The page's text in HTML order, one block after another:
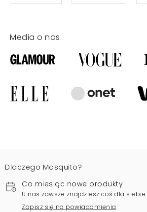
Media o nas
Dlaczego Mosquito?
Co miesiąc nowe produkty
U nas zawsze znajdziesz coś dla siebie.
Zapisz się na powiadomienia